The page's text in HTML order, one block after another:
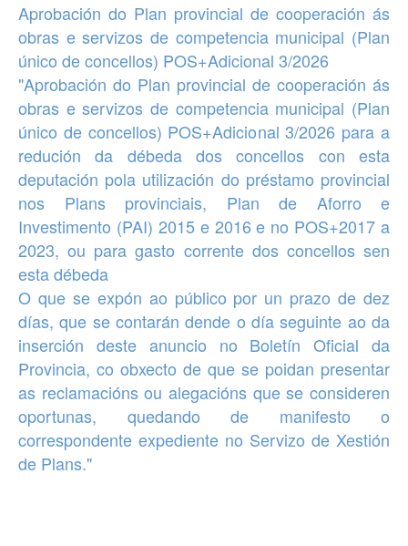
Aprobación do Plan provincial de cooperación ás
obras e servizos de competencia municipal (Plan
único de concellos) POS+Adicional 3/2026
"Aprobación do Plan provincial de cooperación ás
obras e servizos de competencia municipal (Plan
único de concellos) POS+Adicional 3/2026 para a
redución da débeda dos concellos con esta
deputación pola utilización do préstamo provincial
nos Plans provinciais, Plan de Aforro e
Investimento (PAI) 2015 e 2016 e no POS+2017 a
2023, ou para gasto corrente dos concellos sen
esta débeda
O que se expón ao público por un prazo de dez
días, que se contarán dende o día seguinte ao da
inserción deste anuncio no Boletín Oficial da
Provincia, co obxecto de que se poidan presentar
as reclamacións ou alegacións que se consideren
oportunas, quedando de manifesto o
correspondente expediente no Servizo de Xestión
de Plans."